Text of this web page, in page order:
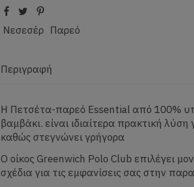
Νεσεσέρ Παρεό
Περιγραφή
Η Πετσέτα-παρεό Essential από 100%
βαμβάκι. είναι ιδιαίτερα πρακτική
καθώς στεγνώνει γρήγορα
O οίκος Greenwich Polo Club επιλέγει
σχέδια για τις εμφανίσεις σας στην